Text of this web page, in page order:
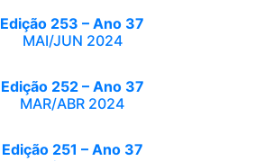
Edição 253 – Ano 37
MAI/JUN 2024
Edição 252 – Ano 37
MAR/ABR 2024
Edição 251 – Ano 37